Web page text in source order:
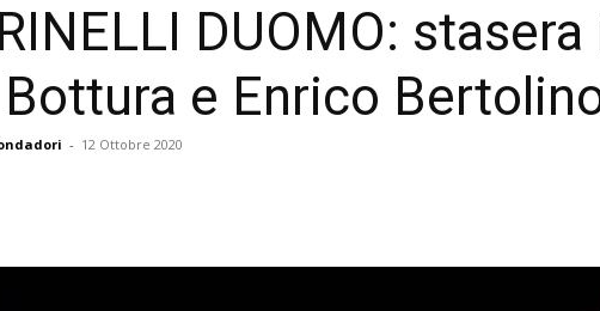
DUOMO:
e Enrico
- 12 Ottobre 2020